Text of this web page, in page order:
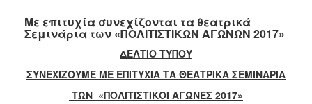
2022
2020
2019
Με επιτυχία συνεχίζονται τα θεατρικά
Σεμινάρια των «ΠΟΛΙΤΙΣΤΙΚΩΝ ΑΓΩΝΩΝ 2017»
ΔΕΛΤΙΟ ΤΥΠΟΥ
ΣΥΝΕΧΙΖΟΥΜΕ ΜΕ ΕΠΙΤΥΧΙΑ ΤΑ ΘΕΑΤΡΙΚΑ ΣΕΜΙΝΑΡΙΑ
ΤΩΝ «ΠΟΛΙΤΙΣΤΙΚΟΙ ΑΓΩΝΕΣ 2017»